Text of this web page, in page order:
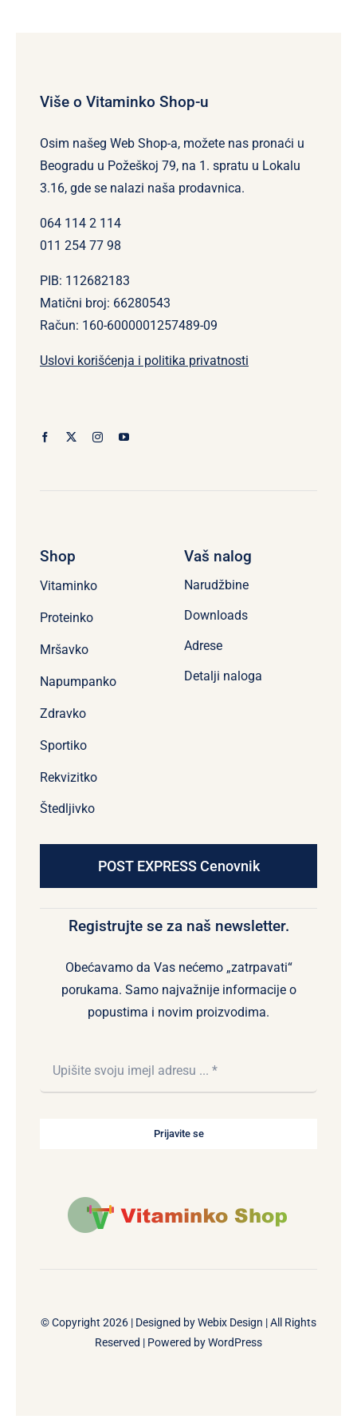
Više o Vitaminko Shop-u
Osim našeg Web Shop-a, možete nas pronaći u
Beogradu u Požeškoj 79, na 1. spratu u Lokalu
3.16, gde se nalazi naša prodavnica.
064 114 2 114
011 254 77 98
PIB: 112682183
Matični broj: 66280543
Račun: 160-6000001257489-09
Uslovi korišćenja i politika privatnosti
Shop
Vitaminko
Proteinko
Mršavko
Napumpanko
Zdravko
Sportiko
Rekvizitko
Štedljivko
Vaš nalog
Narudžbine
Downloads
Adrese
Detalji naloga
POST EXPRESS Cenovnik
Registrujte se za naš newsletter.
Obećavamo da Vas nećemo „zatrpavati“
porukama. Samo najvažnije informacije o
popustima i novim proizvodima.
Prijavite se
© Copyright 2026 | Designed byWebix Design | All Rights
Reserved | Powered byWordPress